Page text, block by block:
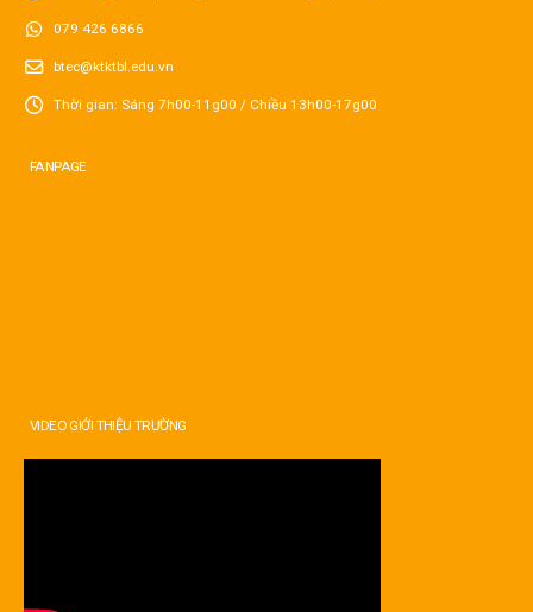
079 426 6866
btec@ktktbl.edu.vn
Thời gian: Sáng 7h00-11g00 / Chiều 13h00-17g00
FANPAGE
VIDEO GIỚI THIỆU TRƯỜNG